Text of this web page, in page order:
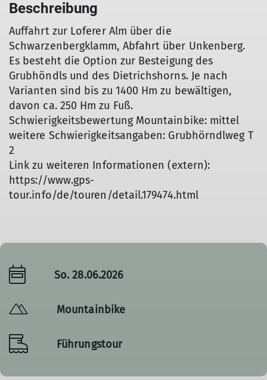
Beschreibung
Auffahrt zur Loferer Alm über die
Schwarzenbergklamm, Abfahrt über Unkenberg.
Es besteht die Option zur Besteigung des
Grubhöndls und des Dietrichshorns. Je nach
Varianten sind bis zu 1400 Hm zu bewältigen,
davon ca. 250 Hm zu Fuß.
Schwierigkeitsbewertung Mountainbike: mittel
weitere Schwierigkeitsangaben: Grubhörndlweg T
2
Link zu weiteren Informationen (extern):
https://www.gps-
tour.info/de/touren/detail.179474.html
So. 28.06.2026
Mountainbike
Führungstour